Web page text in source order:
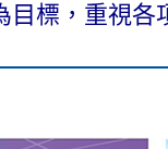
標，重視